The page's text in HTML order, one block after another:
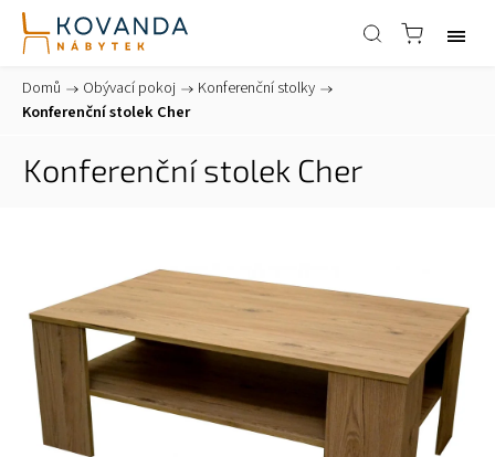
Domů / Obývací pokoj / Konferenční stolky /
Konferenční stolek Cher
Konferenční stolek Cher